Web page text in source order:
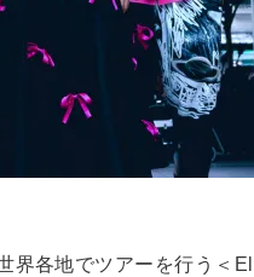
各地でツアーを行う＜